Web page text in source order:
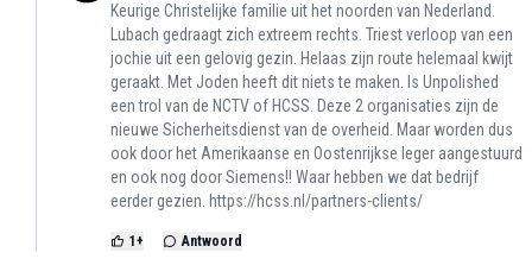
Keurige Christelijke familie uit het noorden van Nederland.
Lubach gedraagt zich extreem rechts. Triest verloop van een
jochie uit een gelovig gezin. Helaas zijn route helemaal kwijt
geraakt. Met Joden heeft dit niets te maken. Is Unpolished
een trol van de NCTV of HCSS. Deze 2 organisaties zijn de
nieuwe Sicherheitsdienst van de overheid. Maar worden dus
ook door het Amerikaanse en Oostenrijkse leger aangestuurd
en ook nog door Siemens!! Waar hebben we dat bedrijf
eerder gezien. https://hcss.nl/partners-clients/
1 + Antwoord